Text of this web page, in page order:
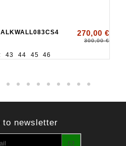
270,00 €
300,00 €
43 44 45 46
to newsletter